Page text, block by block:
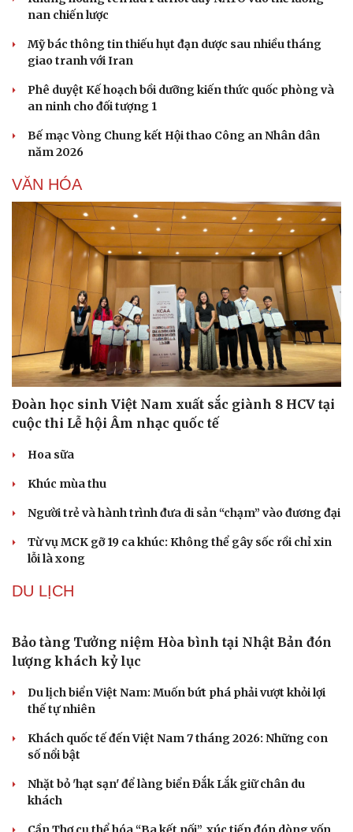
Sức khỏe
Dinh dưỡng - món ngon
Cây thuốc
Sản phụ khoa
Nhi khoa
Nam khoa
Làm đẹp - giảm cân
Phòng mạch online
Đời sống
Nhà đẹp
Blog
Tình yêu - Gia đình
nan chiến lược
Mỹ bác thông tin thiếu hụt đạn dược sau nhiều tháng
giao tranh với Iran
Phê duyệt Kế hoạch bồi dưỡng kiến thức quốc phòng và
an ninh cho đối tượng 1
Bế mạc Vòng Chung kết Hội thao Công an Nhân dân
năm 2026
VĂN HÓA
Đoàn học sinh Việt Nam xuất sắc giành 8 HCV tại
cuộc thi Lễ hội Âm nhạc quốc tế
Hoa sữa
Khúc mùa thu
Người trẻ và hành trình đưa di sản “chạm” vào đương đại
Từ vụ MCK gỡ 19 ca khúc: Không thể gây sốc rồi chỉ xin
lỗi là xong
DU LỊCH
Bảo tàng Tưởng niệm Hòa bình tại Nhật Bản đón
lượng khách kỷ lục
Du lịch biển Việt Nam: Muốn bứt phá phải vượt khỏi lợi
thế tự nhiên
Khách quốc tế đến Việt Nam 7 tháng 2026: Những con
số nổi bật
Nhặt bỏ 'hạt sạn' để làng biển Đắk Lắk giữ chân du
khách